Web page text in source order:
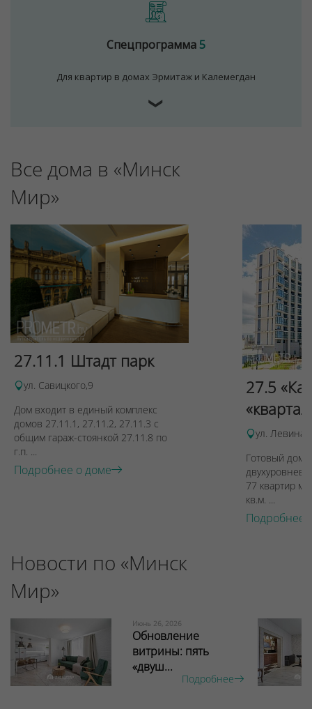
Спецпрограмма5
Для квартир в домах Эрмитаж и Калемегдан
❯
Все дома в «Минск
Мир»
27.11.1 Штадт парк
ул. Савицкого,9
Дом входит в единый комплекс
домов 27.11.1, 27.11.2, 27.11.3 с
общим гараж-стоянкой 27.11.8 по
г.п. ...
Подробнее о доме
27.5
ул. Левина,
Готовый дом
77 квартир
кв.м. ...
Подробнее
Новости по «Минск
Мир»
Июнь 26, 2026
Обновление
витрины: пять
«двуш...
Подробнее
Для обеспечения удобства пользователей сайта
используются cookies
Отклонить